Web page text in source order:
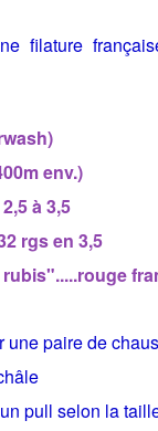
filature
env.)
à 3,5
rgs en 3,5
une paire de
pull selon la